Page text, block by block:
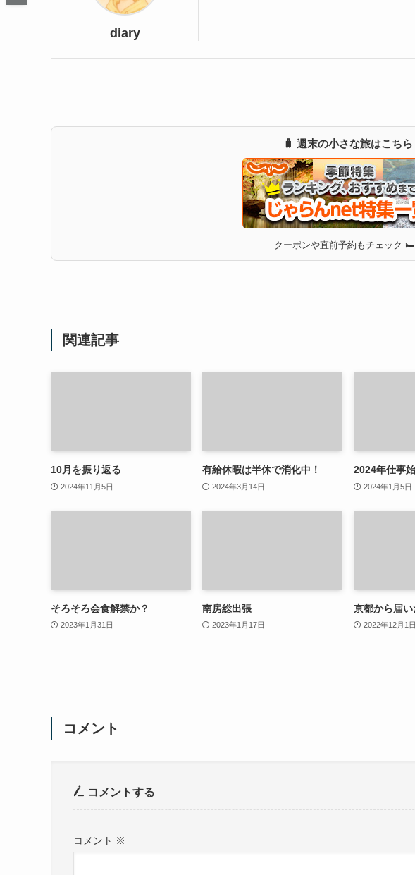
diary
🧳 週末の小さな旅はこちら
クーポンや直前予約もチェック
関連記事
10月を振り返る
2024年11月5日
有給休暇は半休で消化中！
2024年3月14日
2024年仕事
2024年1月5日
そろそろ会食解禁か？
2023年1月31日
南房総出張
2023年1月17日
京都から届
2022年12月1日
コメント
コメントする
コメント ※